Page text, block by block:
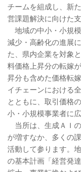
チームを組成し、新
営課題解決に向けた
地域の中小・小規
減少・高齢化の進展
た、県内企業を対象
料価格上昇分の転嫁
昇分も含めた価格転
イチェーンにおける
とともに、取引価格
小・小規模事業者に
当所は、生成ＡＩ
が増すなか、多くの
活動して参ります。
の基本計画「経営発